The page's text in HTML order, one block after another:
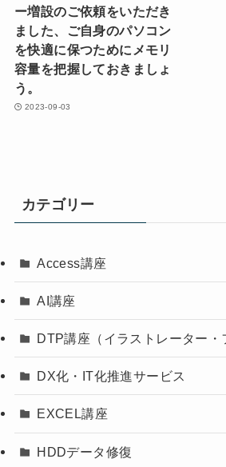
ー増設のご依頼をいただき
ました、ご自身のパソコン
を快適に保つためにメモリ
容量を把握しておきましょ
う。
2023-09-03
カテゴリー
Access講座
AI講座
DTP講座（イラストレーター・
DX化・IT化推進サービス
EXCEL講座
HDDデータ修復